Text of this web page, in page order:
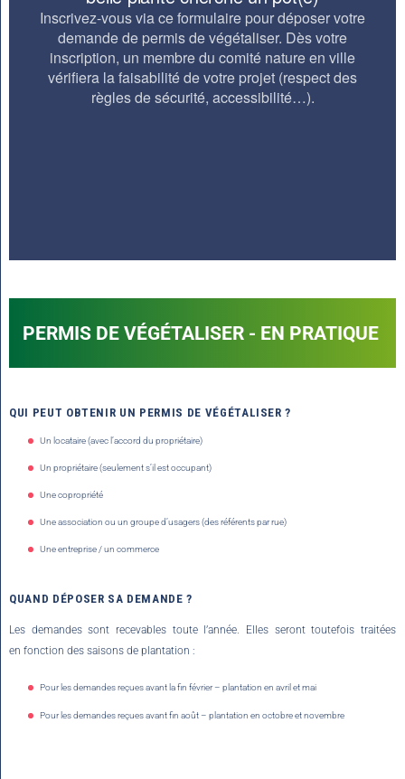
PERMIS DE VÉGÉTALISER - EN PRATIQUE
QUI PEUT OBTENIR UN PERMIS DE VÉGÉTALISER ?
Un locataire (avec l’accord du propriétaire)
Un propriétaire (seulement s’il est occupant)
Une copropriété
Une association ou un groupe d’usagers (des référents par rue)
Une entreprise / un commerce
QUAND DÉPOSER SA DEMANDE ?
Les demandes sont recevables toute l’année. Elles seront toutefois traitées
en fonction des saisons de plantation :
Pour les demandes reçues avant la fin février – plantation en avril et mai
Pour les demandes reçues avant fin août – plantation en octobre et novembre